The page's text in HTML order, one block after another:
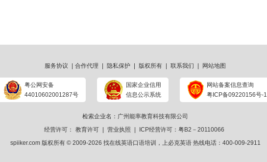
服务协议 合作代理 隐私保护 版权所有 联系我们 网站地图
粤公网安备
44010602001287号
国家企业信用
信息公示系统
网站备案信息查询
粤ICP备09220156号-1
检索企业名：广州能率教育科技有限公司
经营许可：
教育许可 营业执照
ICP经营许可：粤B2－20110066
spiiker.com 版权所有 © 2009-2026 找在线英语口语培训 ，上必克英语热线电话：400-009-2911